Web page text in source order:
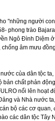
"những người
phong trào
Ngô Đình Diệm
âm mưu
của dân tộc
chất phản
nổi lên hoạt
và Nhà nước
bộ các cơ
các dân tộc